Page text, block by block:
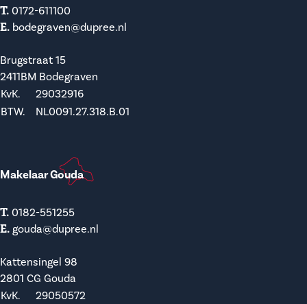
T. 0172-611100
E. bodegraven@dupree.nl
Brugstraat 15
2411BM Bodegraven
KvK.
29032916
BTW.
NL0091.27.318.B.01
Makelaar Gouda
T. 0182-551255
E. gouda@dupree.nl
Kattensingel 98
2801 CG Gouda
KvK.
29050572